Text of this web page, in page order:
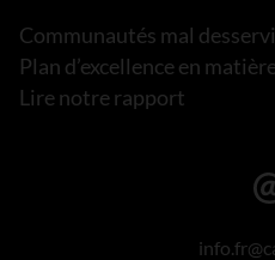
Communautés mal
Plan d’excellence en
Lire notre rapport